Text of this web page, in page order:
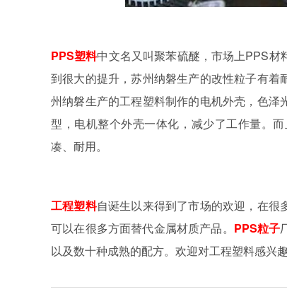
PPS塑料中文名又叫聚苯硫醚，市场上PPS
到很大的提升，苏州纳磐生产的改性粒子有
州纳磐生产的工程塑料制作的电机外壳，色
型，电机整个外壳一体化，减少了工作量。
凑、耐用。
工程塑料自诞生以来得到了市场的欢迎，在
可以在很多方面替代金属材质产品。 PPS粒子
以及数十种成熟的配方。欢迎对工程塑料感兴